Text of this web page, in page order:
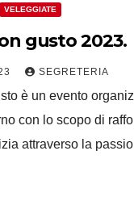
VELEGGIATE
gusto 2023.
SEGRETERIA
è un evento
con lo scopo di
attraverso la